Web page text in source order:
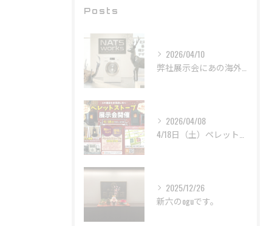
Posts
2026/04/10
2026/04/08
2025/12/26
新六のoguです。